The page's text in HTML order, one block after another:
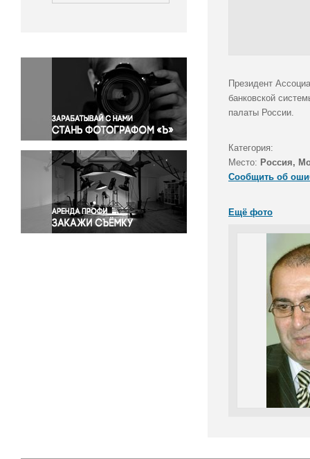
Окружающая среда
Политика
Правосудие
Происшествия и конфликты
Религия
Светская жизнь
Спорт
Экология
Экономика и бизнес
Президент
банковской
палаты России.
Категория:
Место: Россия,
Сообщить об
Ещё фото